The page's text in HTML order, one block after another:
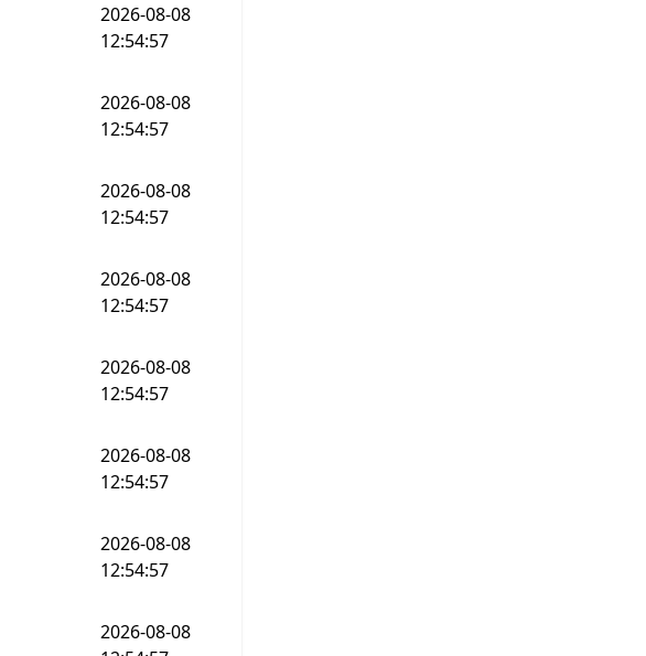
2026-08-08
12:54:57
2026-08-08
12:54:57
2026-08-08
12:54:57
2026-08-08
12:54:57
2026-08-08
12:54:57
2026-08-08
12:54:57
2026-08-08
12:54:57
2026-08-08